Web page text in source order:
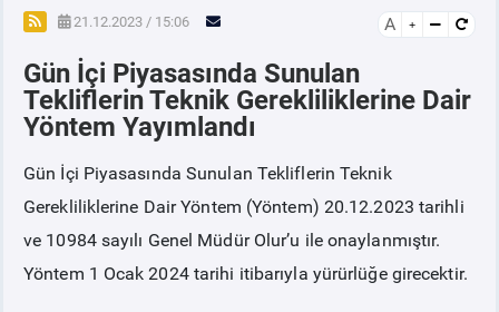
SPOT ELEKTRİK PİYASALARI
ÖRNEK FİNANS BELGELERİ
VADELİ ELEKTRİK PİYASASI
PİYASAKAYITSÜRECİ
SERBEST TÜKETİCİ
21.12.2023 / 15:06 A
Gün İçi Piyasasında Sunulan
Tekliflerin Teknik Gerekliliklerine Dair
Yöntem Yayımlandı
Gün İçi Piyasasında Sunulan Tekliflerin Teknik
Gerekliliklerine Dair Yöntem (Yöntem) 20.12.2023 tarihli
ve 10984 sayılı Genel Müdür Olur’u ile onaylanmıştır.
Yöntem 1 Ocak 2024 tarihi itibarıyla yürürlüğe girecektir.